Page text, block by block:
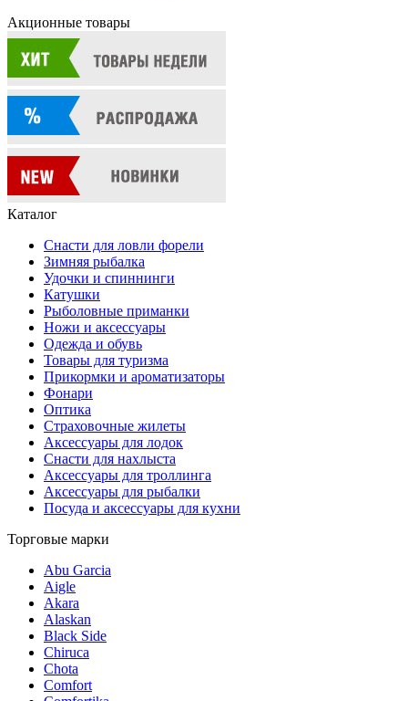
Акционные товары
Каталог
Снасти для ловли форели
Зимняя рыбалка
Удочки и спиннинги
Катушки
Рыболовные приманки
Ножи и аксессуары
Одежда и обувь
Товары для туризма
Прикормки и ароматизаторы
Фонари
Оптика
Страховочные жилеты
Аксессуары для лодок
Снасти для нахлыста
Аксессуары для троллинга
Аксессуары для рыбалки
Посуда и аксессуары для кухни
Торговые марки
Abu Garcia
Aigle
Akara
Alaskan
Black Side
Chiruca
Chota
Comfort